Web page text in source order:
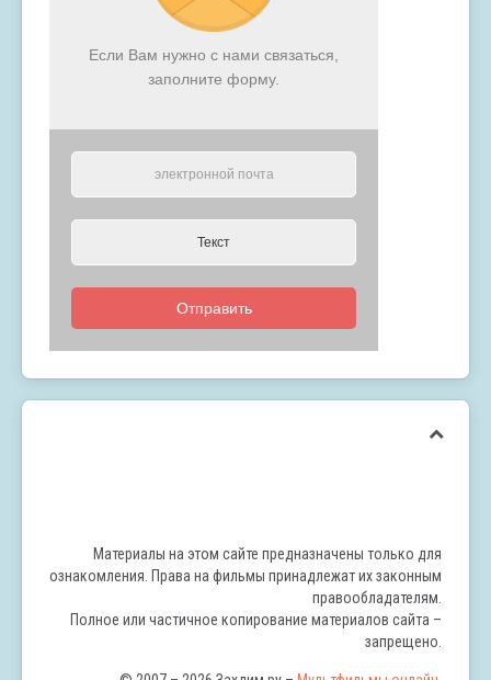
Если Вам нужно с нами связаться,
заполните форму.
Отправить
Материалы на этом сайте предназначены только для
ознакомления. Права на фильмы принадлежат их законным
правообладателям.
Полное или частичное копирование материалов сайта –
запрещено.